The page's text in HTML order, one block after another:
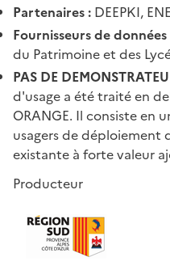
Partenaires : DEEPKI,
Fournisseurs de données
du Patrimoine et des
PAS DE
d'usage a été traité en
ORANGE. Il consiste en
usagers de déploiement
existante à forte valeur
Producteur